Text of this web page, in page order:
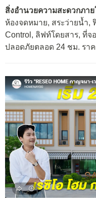
สิ่งอำนวยความสะดวกภา
ห้องจดหมาย, สระว่ายน้ำ,
Control, ลิฟท์โดยสาร, ที่จ
ปลอดภัยตลอด 24 ชม. รา